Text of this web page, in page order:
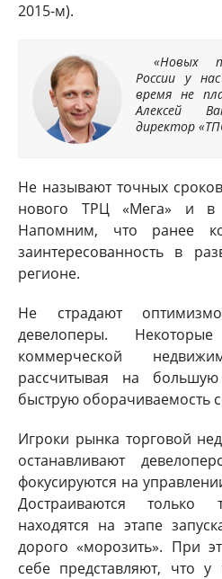
2015-м).
«Новых
России у
время не
Алексей
директор
Не называют точных
нового ТРЦ «Мега» и в
Напомним, что ранее
заинтересованность в
регионе.
Не страдают
девелоперы.
коммерческой
рассчитывая на
быструю оборачиваемость
Игроки рынка торговой
останавливают
фокусируются на
Достраиваются
находятся на этапе
дорого «морозить». При
себе представляют, что